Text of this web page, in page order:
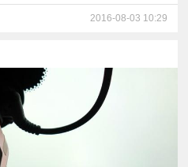
2016-08-03 10:29